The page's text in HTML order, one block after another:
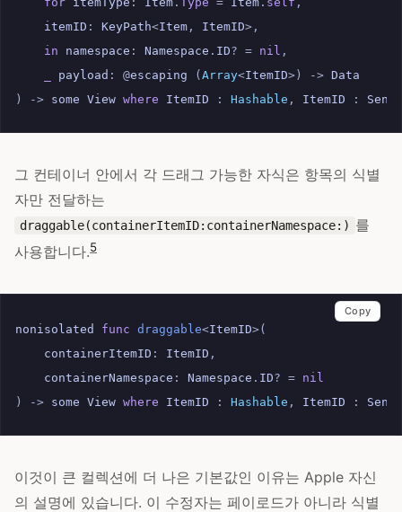
itemID : KeyPath<Item , ItemID>,
in
namespace : Namespace . ID? = nil ,
payload : @escaping ( Array<ItemID>) -> Data
)
-> some View where ItemID : Hashable , ItemID :
그 컨테이너 안에서 각 드래그 가능한 자식은 항목의 식별
자만 전달하는
draggable(containerItemID:containerNamespace:) 를
사용합니다.5
nonisolated func draggable<ItemID>(
containerItemID : ItemID ,
containerNamespace : Namespace . ID? = nil
)
-> some View where ItemID : Hashable , ItemID :
Copy
이것이 큰 컬렉션에 더 나은 기본값인 이유는 Apple 자신
의 설명에 있습니다. 이 수정자는 페이로드가 아니라 식별